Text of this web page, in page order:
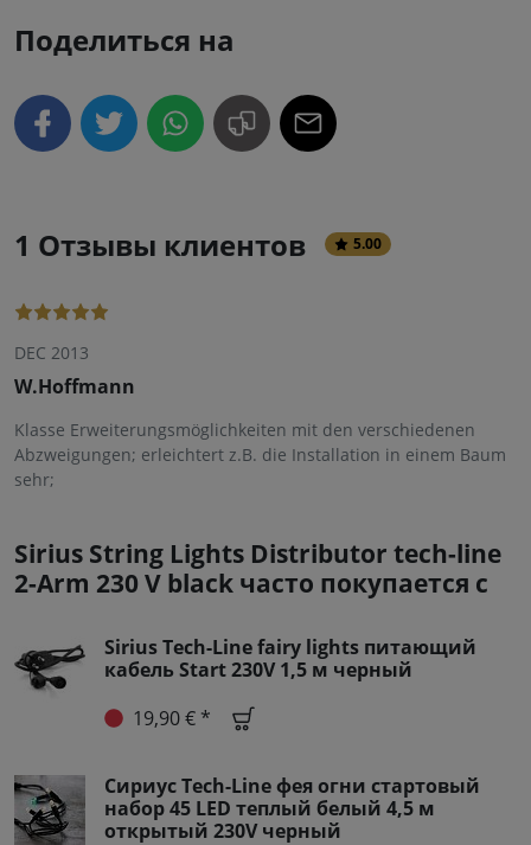
Поделиться на
1 Отзывы клиентов 5.00
DEC 2013
W.Hoffmann
Klasse Erweiterungsmöglichkeiten mit den verschiedenen
Abzweigungen; erleichtert z.B. die Installation in einem Baum
sehr;
Sirius String Lights Distributor tech-line
2-Arm 230 V black часто покупается с
Sirius Tech-Line fairy lights питающий
кабель Start 230V 1,5 м черный
19,90 € *
Сириус Tech-Line фея огни стартовый
набор 45 LED теплый белый 4,5 м
открытый 230V черный